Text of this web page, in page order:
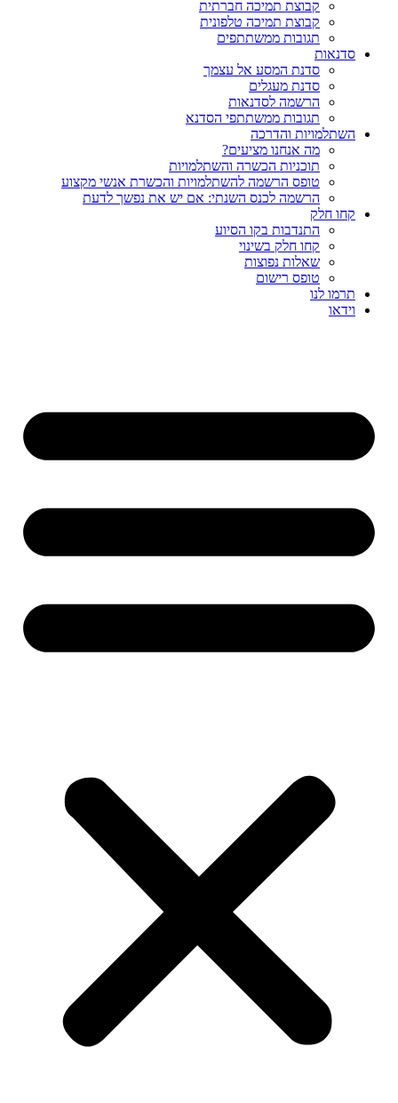
קבוצת תמיכה חברתית
קבוצת תמיכה טלפונית
תגובות ממשתתפים
סדנאות
סדנת המסע אל עצמך
סדנת מעגלים
הרשמה לסדנאות
תגובות ממשתתפי הסדנא
השתלמויות והדרכה
מה אנחנו מציעים?
תוכניות הכשרה והשתלמויות
טופס הרשמה להשתלמויות והכשרת אנשי מקצוע
הרשמה לכנס השנתי: אם יש את נפשך לדעת
קחו חלק
התנדבות בקו הסיוע
קחו חלק בשינוי
שאלות נפוצות
טופס רישום
תרמו לנו
וידאו